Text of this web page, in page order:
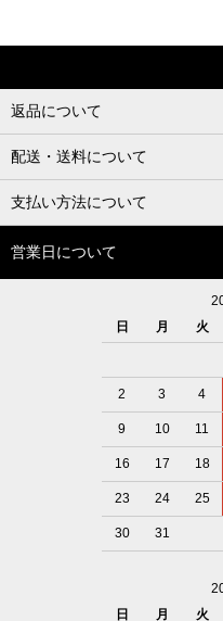
返品について
配送・送料について
支払い方法について
営業日について
日
月 火
2 3 4
9 10 11
16 17 18
23 24 25
30 31
日
月 火